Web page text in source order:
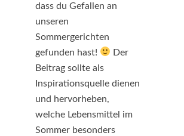
dass du Gefallen an
unseren
Sommergerichten
gefunden hast!
Der
Beitrag sollte als
Inspirationsquelle dienen
und hervorheben,
welche Lebensmittel im
Sommer besonders